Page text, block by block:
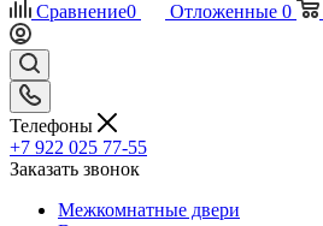
Сравнение0 Отложенные 0
Телефоны
+7 922 025 77-55
Заказать звонок
Межкомнатные двери